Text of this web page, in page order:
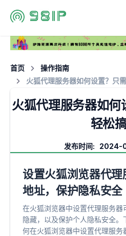
首页
操作指南
火狐代理服务器如何设置？只
火狐代理服务器如何
轻松
发布时间: 2024-
设置火狐浏览器代
地址，保护隐私安全
在火狐浏览器中设置代理服务器
隐藏，以及保护个人隐私安全
何在火狐浏览器中设置代理服